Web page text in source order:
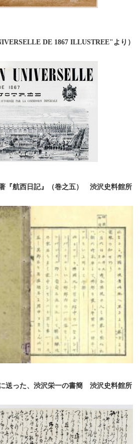
DE 1867 ILLUSTREE"より）
『航西日記』（巻之五） 渋沢史料館所
送った、渋沢栄一の書簡 渋沢史料館所